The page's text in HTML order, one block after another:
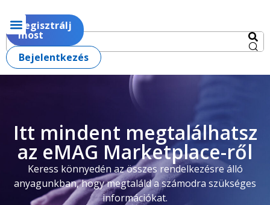
Regisztrálj
most
Bejelentkezés
Itt mindent megtalálhatsz
az eMAG Marketplace-ről
Keress könnyedén az összes rendelkezésre álló
anyagunkban, hogy megtaláld a számodra szükséges
információkat.